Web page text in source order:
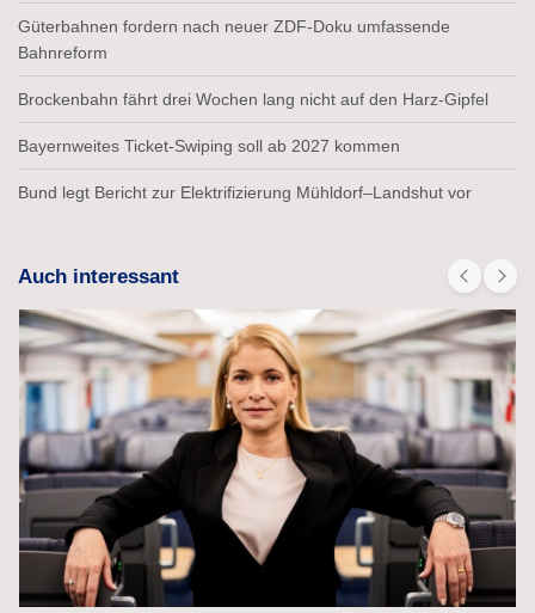
Güterbahnen fordern nach neuer ZDF-Doku umfassende
Bahnreform
Brockenbahn fährt drei Wochen lang nicht auf den Harz-Gipfel
Bayernweites Ticket-Swiping soll ab 2027 kommen
Bund legt Bericht zur Elektrifizierung Mühldorf–Landshut vor
Auch interessant